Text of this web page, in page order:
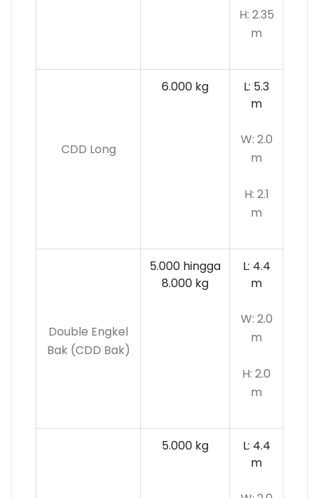
H: 2.35
m
CDD Long
6.000 kg
L: 5.3
m
W: 2.0
m
H: 2.1
m
Double Engkel
Bak (CDD Bak)
5.000 hingga
8.000 kg
L: 4.4
m
W: 2.0
m
H: 2.0
m
5.000 kg
L: 4.4
m